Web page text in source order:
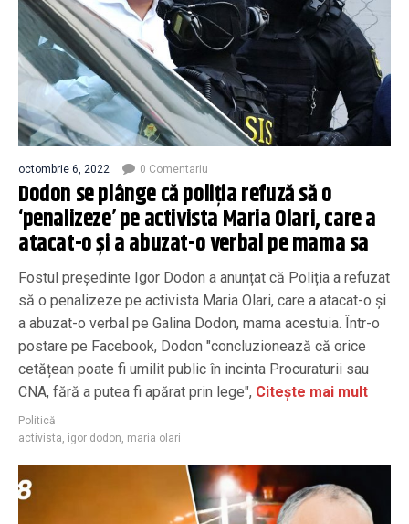
octombrie 6, 2022 0 Comentariu
Dodon se plânge că poliția refuză să o
‘penalizeze’ pe activista Maria Olari, care a
atacat-o și a abuzat-o verbal pe mama sa
Fostul președinte Igor Dodon a anunțat că Poliția a refuzat
să o penalizeze pe activista Maria Olari, care a atacat-o și
a abuzat-o verbal pe Galina Dodon, mama acestuia. Într-o
postare pe Facebook, Dodon "concluzionează că orice
cetățean poate fi umilit public în incinta Procuraturii sau
CNA, fără a putea fi apărat prin lege", Citește mai mult
Politică
activista, igor dodon, maria olari